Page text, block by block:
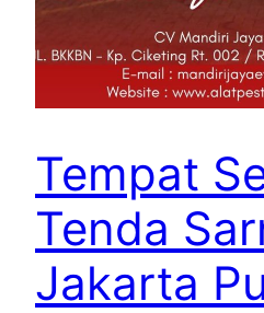
Tempat
Tenda
Jakarta